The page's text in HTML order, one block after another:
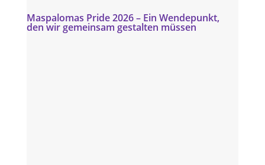
Maspalomas Pride 2026 – Ein Wendepunkt,
den wir gemeinsam gestalten müssen